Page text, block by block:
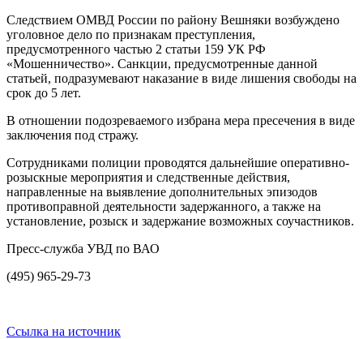
Следствием ОМВД России по району Вешняки возбуждено
уголовное дело по признакам преступления,
предусмотренного частью 2 статьи 159 УК РФ
«Мошенничество». Санкции, предусмотренные данной
статьей, подразумевают наказание в виде лишения свободы на
срок до 5 лет.
В отношении подозреваемого избрана мера пресечения в виде
заключения под стражу.
Сотрудниками полиции проводятся дальнейшие оперативно-
розыскные мероприятия и следственные действия,
направленные на выявление дополнительных эпизодов
противоправной деятельности задержанного, а также на
установление, розыск и задержание возможных соучастников.
Пресс-служба УВД по ВАО
(495) 965-29-73
Ссылка на источник